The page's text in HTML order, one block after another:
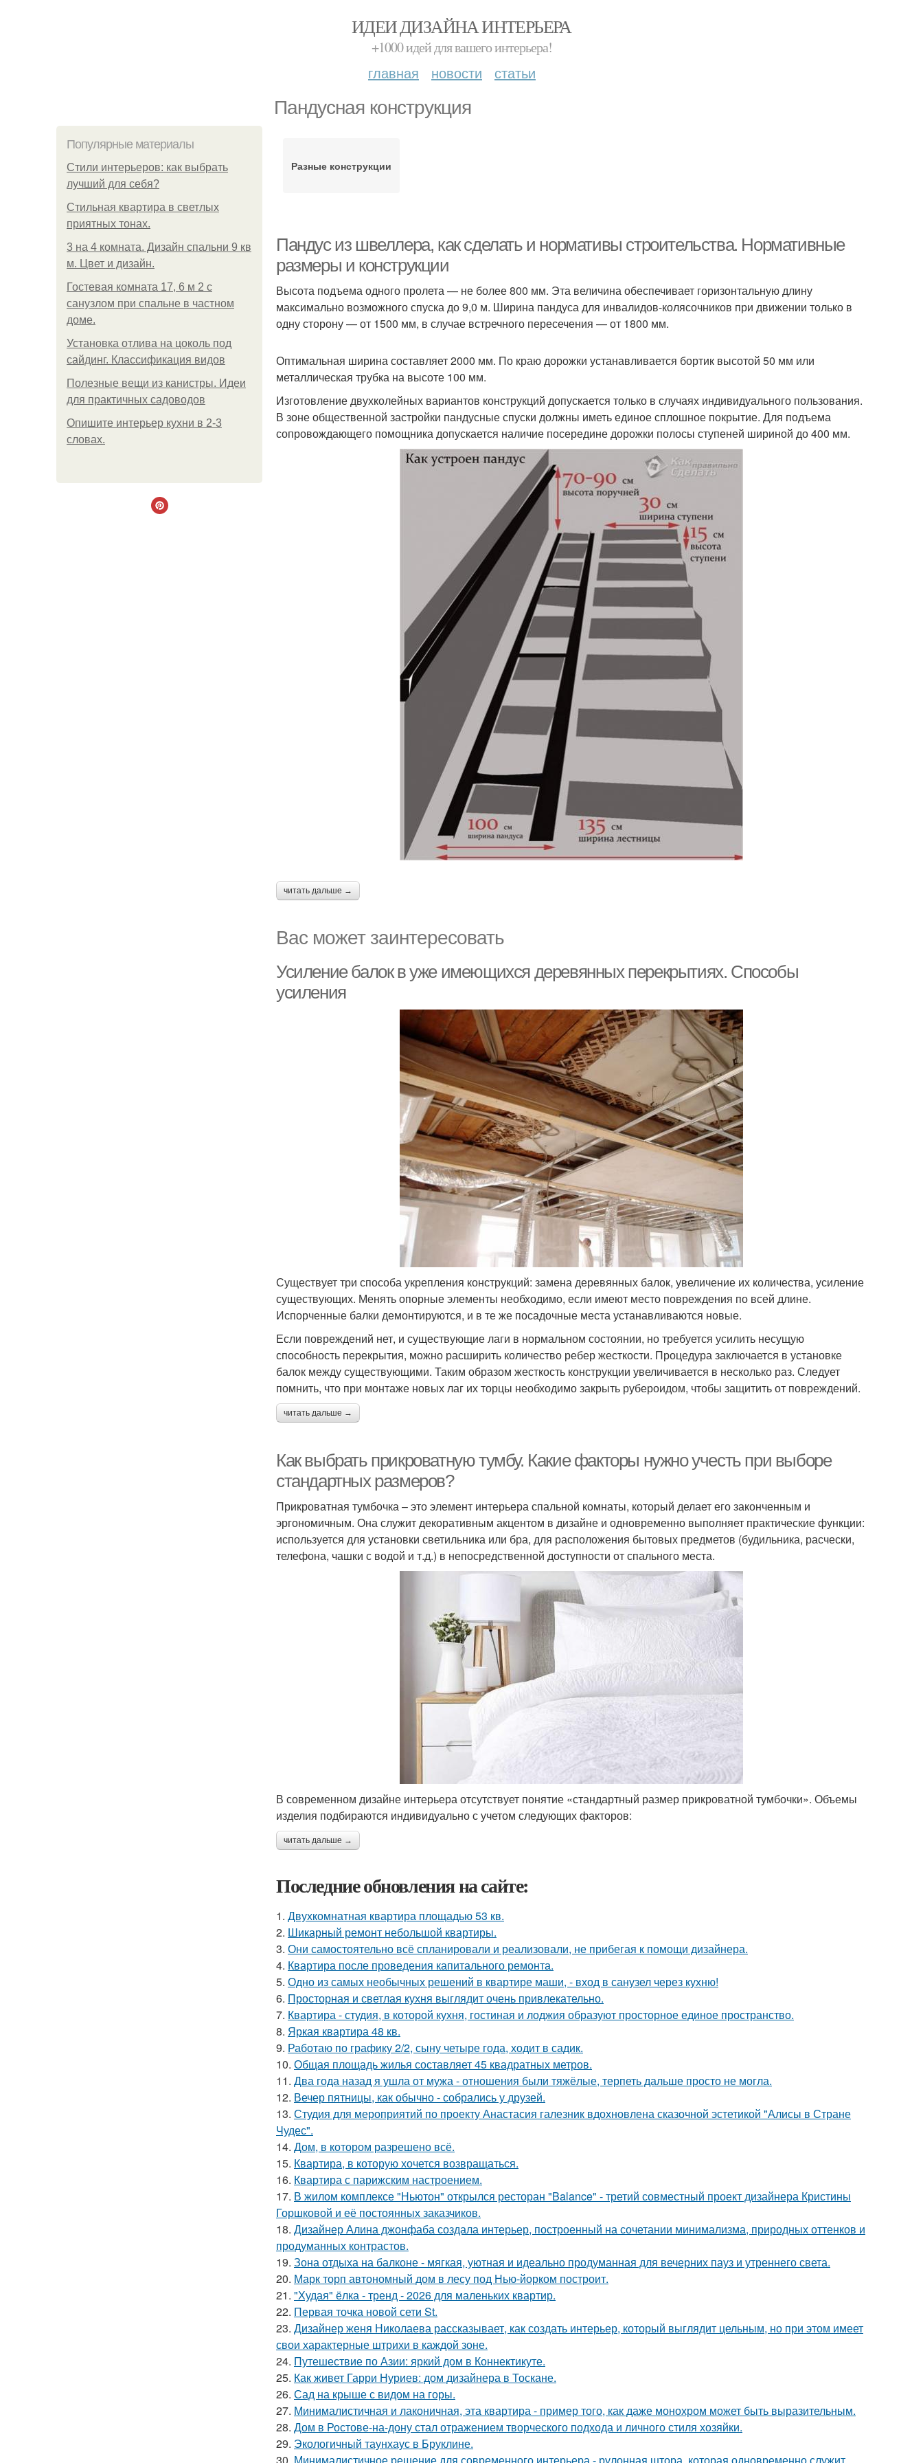
ИДЕИ ДИЗАЙНА ИНТЕРЬЕРА
+1000 идей для вашего интерьера!
главная новости статьи
Пандусная конструкция
Популярные материалы
Стили интерьеров: как выбрать
лучший для себя?
Стильная квартира в светлых
приятных тонах.
3 на 4 комната. Дизайн спальни 9 кв
м. Цвет и дизайн.
Гостевая комната 17, 6 м 2 с
санузлом при спальне в частном
доме.
Установка отлива на цоколь под
сайдинг. Классификация видов
Полезные вещи из канистры. Идеи
для практичных садоводов
Опишите интерьер кухни в 2-3
словах.
Разные конструкции
Пандус из швеллера, как сделать и нормативы строительства. Нормативные
размеры и конструкции
Высота подъема одного пролета — не более 800 мм. Эта величина обеспечивает горизонтальную длину
максимально возможного спуска до 9,0 м. Ширина пандуса для инвалидов-колясочников при движении только в
одну сторону — от 1500 мм, в случае встречного пересечения — от 1800 мм.
Оптимальная ширина составляет 2000 мм. По краю дорожки устанавливается бортик высотой 50 мм или
металлическая трубка на высоте 100 мм.
Изготовление двухколейных вариантов конструкций допускается только в случаях индивидуального пользования.
В зоне общественной застройки пандусные спуски должны иметь единое сплошное покрытие. Для подъема
сопровождающего помощника допускается наличие посередине дорожки полосы ступеней шириной до 400 мм.
читать дальше →
Вас может заинтересовать
Усиление балок в уже имеющихся деревянных перекрытиях. Способы
усиления
Существует три способа укрепления конструкций: замена деревянных балок, увеличение их количества, усиление
существующих. Менять опорные элементы необходимо, если имеют место повреждения по всей длине.
Испорченные балки демонтируются, и в те же посадочные места устанавливаются новые.
Если повреждений нет, и существующие лаги в нормальном состоянии, но требуется усилить несущую
способность перекрытия, можно расширить количество ребер жесткости. Процедура заключается в установке
балок между существующими. Таким образом жесткость конструкции увеличивается в несколько раз. Следует
помнить, что при монтаже новых лаг их торцы необходимо закрыть рубероидом, чтобы защитить от повреждений.
читать дальше →
Как выбрать прикроватную тумбу. Какие факторы нужно учесть при выборе
стандартных размеров?
Прикроватная тумбочка – это элемент интерьера спальной комнаты, который делает его законченным и
эргономичным. Она служит декоративным акцентом в дизайне и одновременно выполняет практические функции:
используется для установки светильника или бра, для расположения бытовых предметов (будильника, расчески,
телефона, чашки с водой и т.д.) в непосредственной доступности от спального места.
В современном дизайне интерьера отсутствует понятие «стандартный размер прикроватной тумбочки». Объемы
изделия подбираются индивидуально с учетом следующих факторов:
читать дальше →
Последние обновления на сайте:
1. Двухкомнатная квартира площадью 53 кв.
2. Шикарный ремонт небольшой квартиры.
3. Они самостоятельно всё спланировали и реализовали, не прибегая к помощи дизайнера.
4. Квартира после проведения капитального ремонта.
5. Одно из самых необычных решений в квартире маши, - вход в санузел через кухню!
6. Просторная и светлая кухня выглядит очень привлекательно.
7. Квартира - студия, в которой кухня, гостиная и лоджия образуют просторное единое пространство.
8. Яркая квартира 48 кв.
9. Работаю по графику 2/2, сыну четыре года, ходит в садик.
10. Общая площадь жилья составляет 45 квадратных метров.
11. Два года назад я ушла от мужа - отношения были тяжёлые, терпеть дальше просто не могла.
12. Вечер пятницы, как обычно - собрались у друзей.
13. Студия для мероприятий по проекту Анастасия галезник вдохновлена сказочной эстетикой "Алисы в Стране
Чудес".
14. Дом, в котором разрешено всё.
15. Квартира, в которую хочется возвращаться.
16. Квартира с парижским настроением.
17. В жилом комплексе "Ньютон" открылся ресторан "Balance" - третий совместный проект дизайнера Кристины
Горшковой и её постоянных заказчиков.
18. Дизайнер Алина джонфаба создала интерьер, построенный на сочетании минимализма, природных оттенков и
продуманных контрастов.
19. Зона отдыха на балконе - мягкая, уютная и идеально продуманная для вечерних пауз и утреннего света.
20. Марк торп автономный дом в лесу под Нью-йорком построит.
21. "Худая" ёлка - тренд - 2026 для маленьких квартир.
22. Первая точка новой сети St.
23. Дизайнер женя Николаева рассказывает, как создать интерьер, который выглядит цельным, но при этом имеет
свои характерные штрихи в каждой зоне.
24. Путешествие по Азии: яркий дом в Коннектикуте.
25. Как живет Гарри Нуриев: дом дизайнера в Тоскане.
26. Сад на крыше с видом на горы.
27. Минималистичная и лаконичная, эта квартира - пример того, как даже монохром может быть выразительным.
28. Дом в Ростове-на-дону стал отражением творческого подхода и личного стиля хозяйки.
29. Экологичный таунхаус в Бруклине.